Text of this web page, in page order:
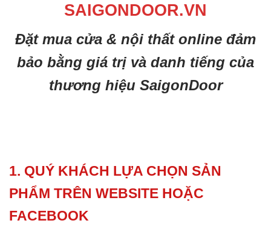
SAIGONDOOR.VN
Đặt mua cửa & nội thất online đảm
bảo bằng giá trị và danh tiếng của
thương hiệu SaigonDoor
1. QUÝ KHÁCH LỰA CHỌN SẢN
PHẨM TRÊN WEBSITE HOẶC
FACEBOOK